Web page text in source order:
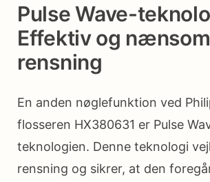
Pulse Wave-
Effektiv og nænsom
rensning
En anden nøglefunktion ved
flosseren HX380631 er Pulse
teknologien. Denne teknologi
rensning og sikrer, at den